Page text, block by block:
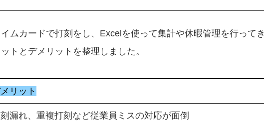
ムカードで打刻をし、Excelを使って集計や休暇管理を行ってき
トとデメリットを整理しました。
リット
漏れ、重複打刻など従業員ミスの対応が面倒